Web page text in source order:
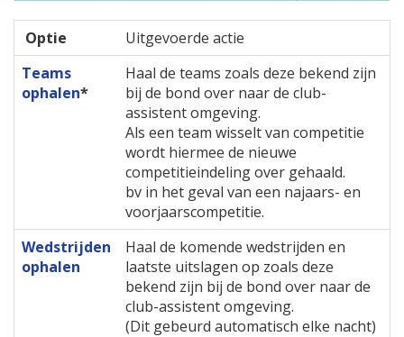
Optie
Uitgevoerde actie
Teams
ophalen*
Haal de teams zoals deze bekend zijn
bij de bond over naar de club-
assistent omgeving.
Als een team wisselt van competitie
wordt hiermee de nieuwe
competitieindeling over gehaald.
bv in het geval van een najaars- en
voorjaarscompetitie.
Wedstrijden
ophalen
Haal de komende wedstrijden en
laatste uitslagen op zoals deze
bekend zijn bij de bond over naar de
club-assistent omgeving.
(Dit gebeurd automatisch elke nacht)